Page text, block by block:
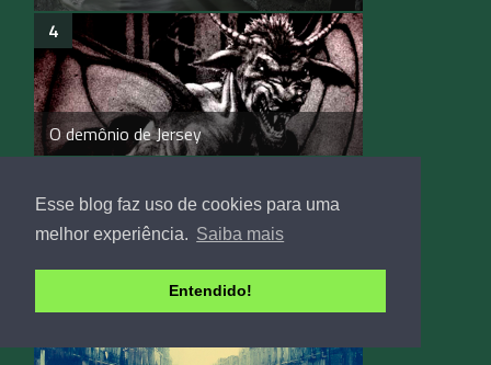
Esse blog faz uso de cookies para uma
melhor experiência. Saiba mais
Entendido!
O demônio de Jersey
Creepypasta: 630-296-7536